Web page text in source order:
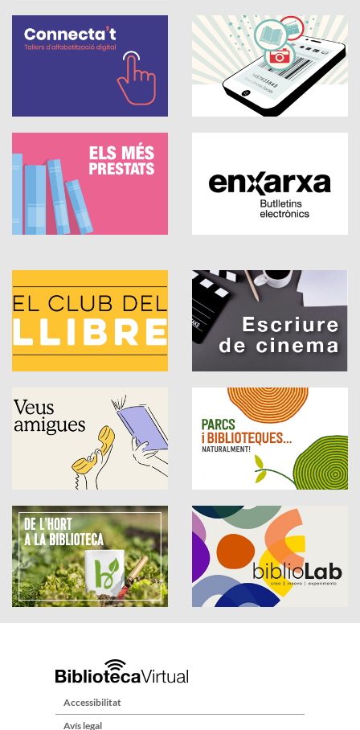
Accessibilitat
Avís legal